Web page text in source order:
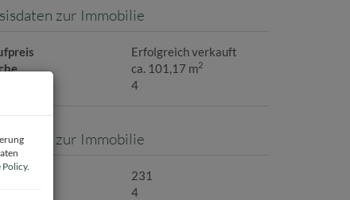
zur Immobilie
Erfolgreich verkauft
ca. 101,17 m2
4
zur Immobilie
231
4
Policy.